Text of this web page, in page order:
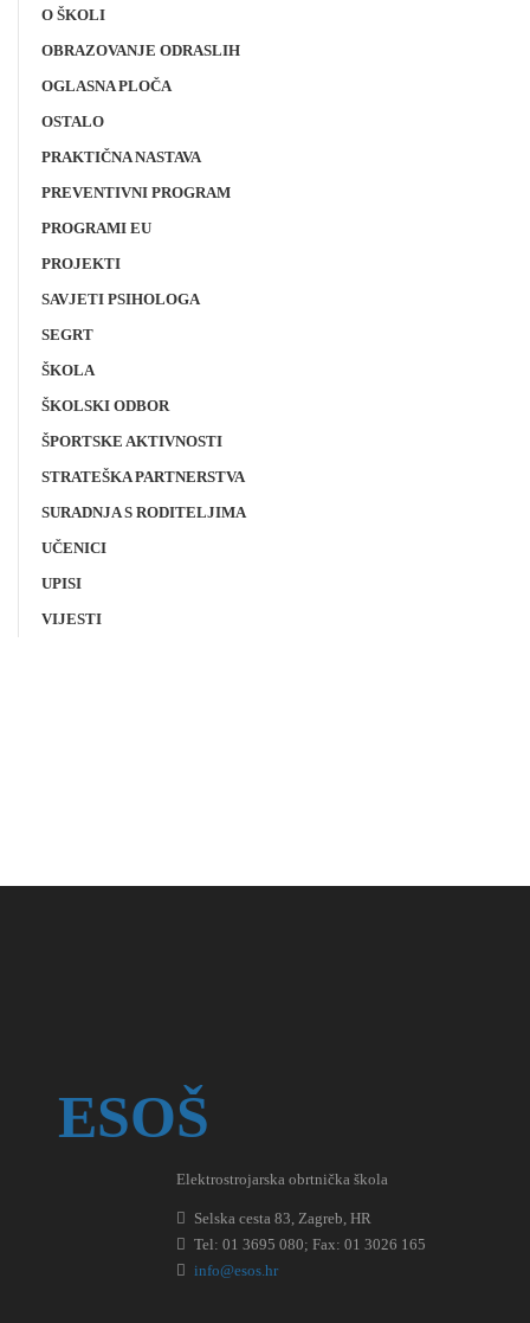
O ŠKOLI
OBRAZOVANJE ODRASLIH
OGLASNA PLOČA
OSTALO
PRAKTIČNA NASTAVA
PREVENTIVNI PROGRAM
PROGRAMI EU
PROJEKTI
SAVJETI PSIHOLOGA
SEGRT
ŠKOLA
ŠKOLSKI ODBOR
ŠPORTSKE AKTIVNOSTI
STRATEŠKA PARTNERSTVA
SURADNJA S RODITELJIMA
UČENICI
UPISI
VIJESTI
ESOŠ
Elektrostrojarska obrtnička škola
Selska cesta 83, Zagreb, HR
Tel: 01 3695 080; Fax: 01 3026 165
info@esos.hr